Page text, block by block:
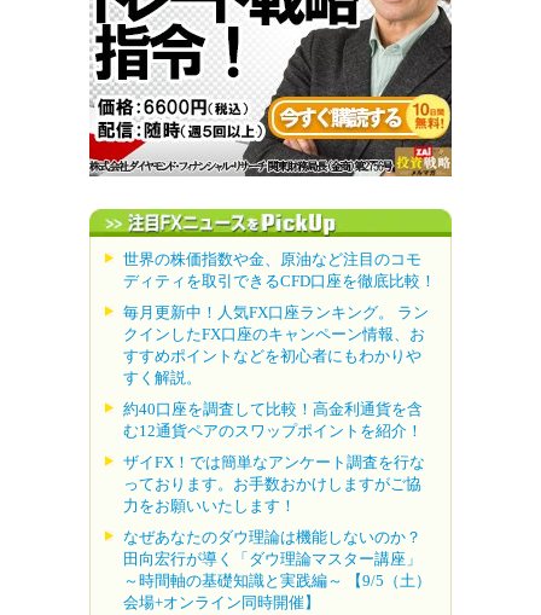
世界の株価指数や金、原油など注目のコモ
ディティを取引できるCFD口座を徹底比較！
毎月更新中！人気FX口座ランキング。 ラン
クインしたFX口座のキャンペーン情報、お
すすめポイントなどを初心者にもわかりや
すく解説。
約40口座を調査して比較！高金利通貨を含
む12通貨ペアのスワップポイントを紹介！
ザイFX！では簡単なアンケート調査を行な
っております。お手数おかけしますがご協
力をお願いいたします！
なぜあなたのダウ理論は機能しないのか？
田向宏行が導く「ダウ理論マスター講座」
～時間軸の基礎知識と実践編～ 【9/5（土）
会場+オンライン同時開催】